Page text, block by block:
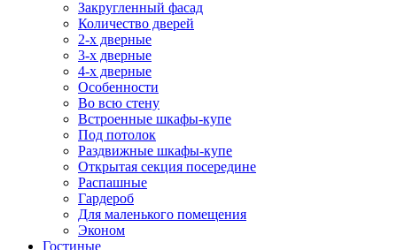
Закругленный фасад
Количество дверей
2-х дверные
3-х дверные
4-х дверные
Особенности
Во всю стену
Встроенные шкафы-купе
Под потолок
Раздвижные шкафы-купе
Открытая секция посередине
Распашные
Гардероб
Для маленького помещения
Эконом
Гостиные